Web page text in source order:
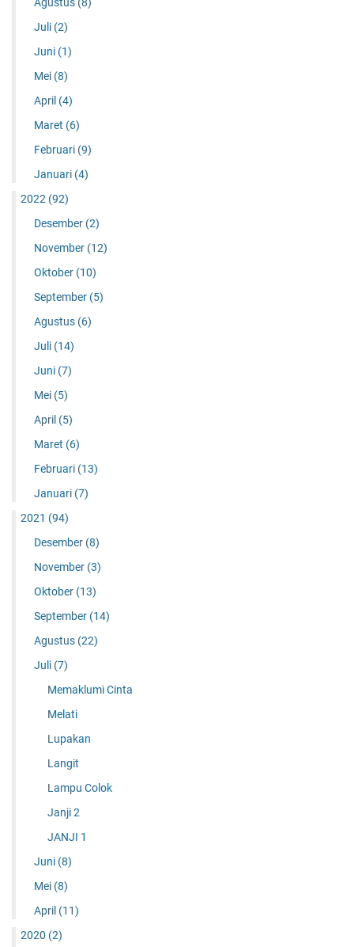
Juli (2)
Juni (1)
Mei (8)
April (4)
Maret (6)
Februari (9)
Januari (4)
2022 (92)
Desember (2)
November (12)
Oktober (10)
September (5)
Agustus (6)
Juli (14)
Juni (7)
Mei (5)
April (5)
Maret (6)
Februari (13)
Januari (7)
2021 (94)
Desember (8)
November (3)
Oktober (13)
September (14)
Agustus (22)
Juli (7)
Memaklumi Cinta
Melati
Lupakan
Langit
Lampu Colok
Janji 2
‎JANJI 1‎
Juni (8)
Mei (8)
April (11)
2020 (2)